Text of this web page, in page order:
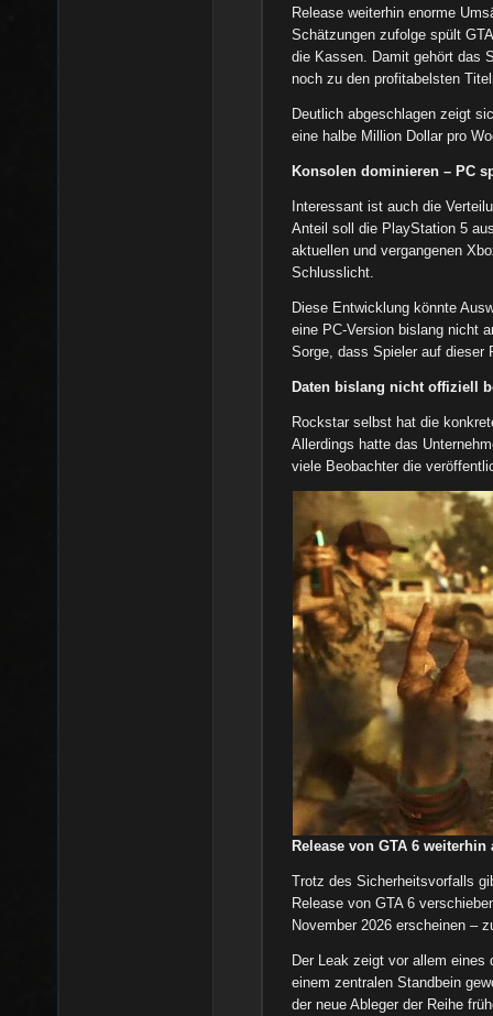
Release weiterhin enorme
Schätzungen zufolge spült
die Kassen. Damit gehört das
noch zu den profitabelsten
Deutlich abgeschlagen zeigt
eine halbe Million Dollar pro
Konsolen dominieren – PC
Interessant ist auch die
Anteil soll die PlayStation 5
aktuellen und vergangenen
Schlusslicht.
Diese Entwicklung könnte
eine PC-Version bislang nicht
Sorge, dass Spieler auf dieser
Daten bislang nicht offiziell
Rockstar selbst hat die
Allerdings hatte das
viele Beobachter die
Release von GTA 6 weiterhin
Trotz des Sicherheitsvorfalls
Release von GTA 6
November 2026 erscheinen –
Der Leak zeigt vor allem
einem zentralen Standbein
der neue Ableger der Reihe